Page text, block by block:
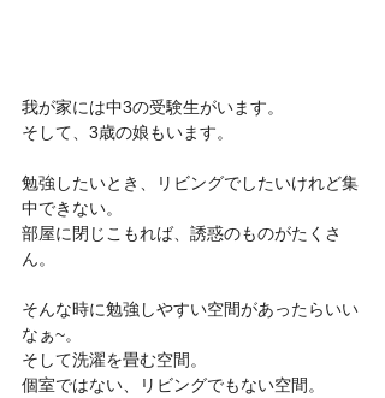
我が家には中3の受験生がいます。
そして、3歳の娘もいます。
勉強したいとき、リビングでしたいけれど集
中できない。
部屋に閉じこもれば、誘惑のものがたくさ
ん。
そんな時に勉強しやすい空間があったらいい
なぁ~。
そして洗濯を畳む空間。
個室ではない、リビングでもない空間。